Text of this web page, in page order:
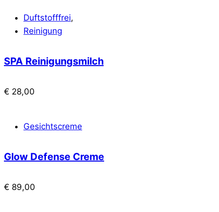
Duftstofffrei,
Reinigung
SPA Reinigungsmilch
€ 28,00
Gesichtscreme
Glow Defense Creme
€ 89,00